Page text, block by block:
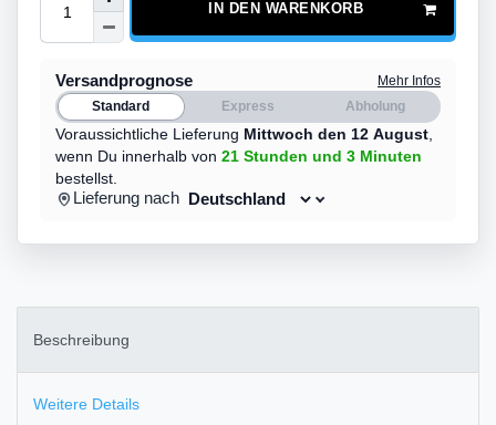
IN DEN WARENKORB
Versandprognose
Mehr Infos
Standard
Express Abholung
Voraussichtliche Lieferung Mittwoch den 12 August
wenn Du innerhalb von 21 Stunden und 3 Minuten
bestellst.
Lieferung nach
Beschreibung
Weitere Details